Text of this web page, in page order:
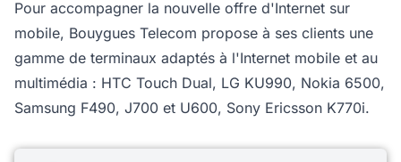
Pour accompagner la nouvelle offre d'Internet sur
mobile, Bouygues Telecom propose à ses clients une
gamme de terminaux adaptés à l'Internet mobile et au
multimédia : HTC Touch Dual, LG KU990, Nokia 6500,
Samsung F490, J700 et U600, Sony Ericsson K770i.